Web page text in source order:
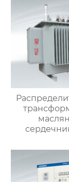
серии